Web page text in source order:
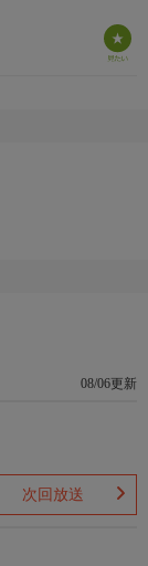
08/06更新
次回放送